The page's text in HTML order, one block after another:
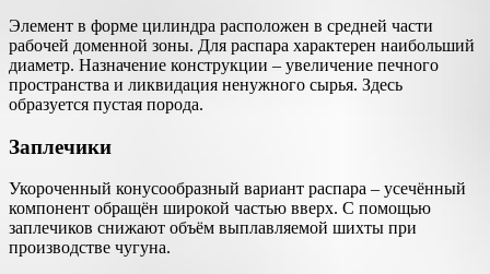
Элемент в форме цилиндра расположен в средней части
рабочей доменной зоны. Для распара характерен наибольший
диаметр. Назначение конструкции – увеличение печного
пространства и ликвидация ненужного сырья. Здесь
образуется пустая порода.
Заплечики
Укороченный конусообразный вариант распара – усечённый
компонент обращён широкой частью вверх. С помощью
заплечиков снижают объём выплавляемой шихты при
производстве чугуна.